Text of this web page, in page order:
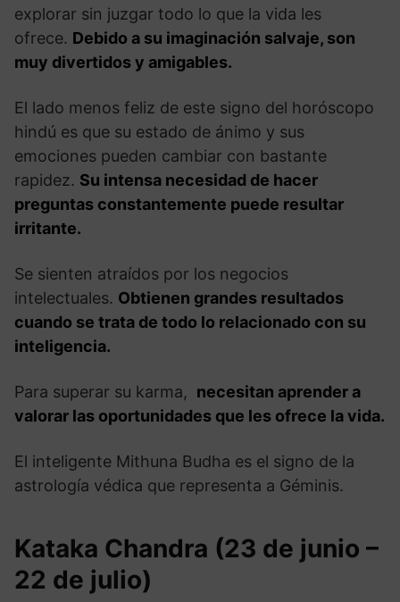
explorar sin juzgar todo lo que la vida les
ofrece. Debido a su imaginación salvaje, son
muy divertidos y amigables.
El lado menos feliz de este signo del horóscopo
hindú es que su estado de ánimo y sus
emociones pueden cambiar con bastante
rapidez. Su intensa necesidad de hacer
preguntas constantemente puede resultar
irritante.
Se sienten atraídos por los negocios
intelectuales. Obtienen grandes resultados
cuando se trata de todo lo relacionado con su
inteligencia.
Para superar su karma, necesitan aprender a
valorar las oportunidades que les ofrece la vida.
El inteligente Mithuna Budha es el signo de la
astrología védica que representa a Géminis.
Kataka Chandra (23 de junio –
22 de julio)